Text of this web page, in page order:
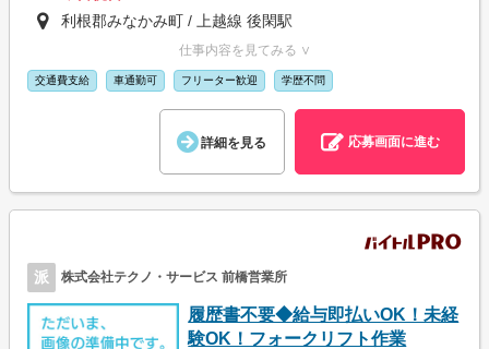
利根郡みなかみ町 / 上越線 後閑駅
仕事内容を見てみる ∨
交通費支給 車通勤可 フリーター歓迎 学歴不問
詳細を見る 応募画面に進む
派 株式会社テクノ・サービス 前橋営業所
履歴書不要◆給与即払いOK！未経
験OK！フォークリフト作業